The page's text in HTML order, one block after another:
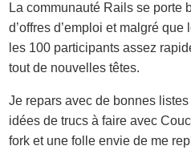
La communauté Rails se porte
d’offres d’emploi et malgré
les 100 participants assez
tout de nouvelles têtes.
Je repars avec de bonnes
idées de trucs à faire avec
fork et une folle envie de me